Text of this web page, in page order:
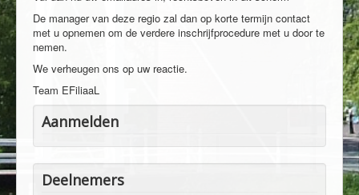
De manager van deze regio zal dan op korte termijn contact
met u opnemen om de verdere inschrijfprocedure met u door te
nemen.
We verheugen ons op uw reactie.
Team EFiliaaL
Aanmelden
Deelnemers